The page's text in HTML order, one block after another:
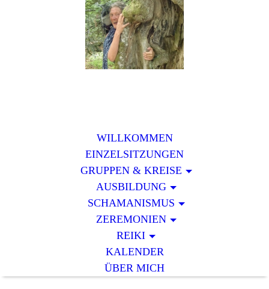
WILLKOMMEN
EINZELSITZUNGEN
GRUPPEN & KREISE
AUSBILDUNG
SCHAMANISMUS
ZEREMONIEN
REIKI
KALENDER
ÜBER MICH